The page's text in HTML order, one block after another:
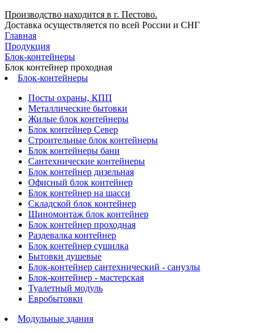
Производство находится в г. Пестово.
Доставка осуществляется по всей России и СНГ
Главная
Продукция
Блок-контейнеры
Блок контейнер проходная
Блок-контейнеры
Посты охраны, КПП
Металлические бытовки
Жилые блок контейнеры
Блок контейнер Север
Строительные блок контейнеры
Блок контейнеры бани
Сантехнические контейнеры
Блок контейнер дизельная
Офисный блок контейнер
Блок контейнер на шасси
Складской блок контейнер
Шиномонтаж блок контейнер
Блок контейнер проходная
Раздевалка контейнер
Блок контейнер сушилка
Бытовки душевые
Блок-контейнер сантехнический - санузлы
Блок-контейнер - мастерская
Туалетный модуль
Евробытовки
Модульные здания